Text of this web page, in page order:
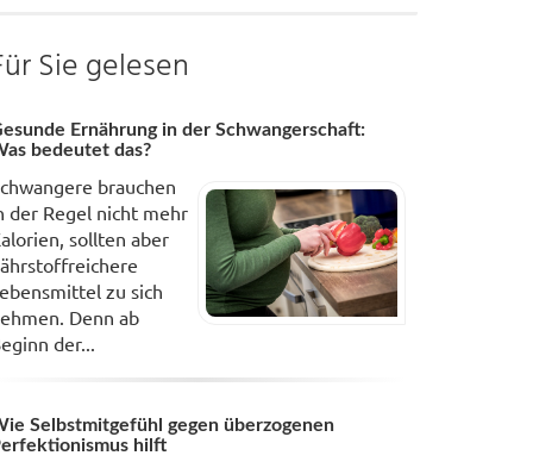
Sie gelesen
Ernährung in der Schwangerschaft:
bedeutet das?
brauchen
der Regel nicht mehr
sollten aber
zu sich
Denn ab
der...
Selbstmitgefühl gegen überzogenen
hilft